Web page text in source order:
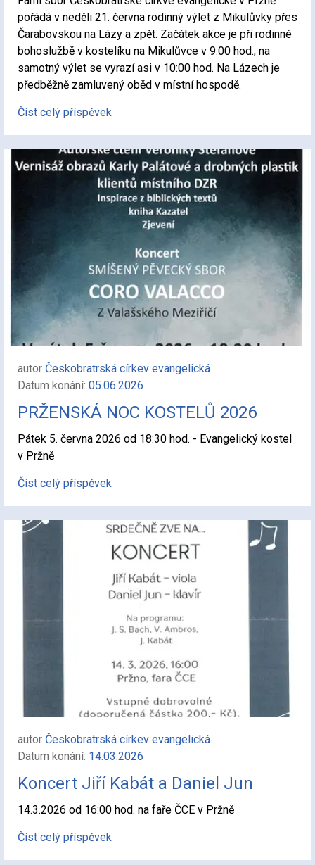
pořádá v neděli 21. června rodinný výlet z Mikulůvky přes
Čarabovskou na Lázy a zpět. Začátek akce je při rodinné
bohoslužbě v kostelíku na Mikulůvce v 9:00 hod., na
samotný výlet se vyrazí asi v 10:00 hod. Na Lázech je
předběžně zamluvený oběd v místní hospodě.
Číst celý příspěvek
autor Českobratrská církev evangelická
Datum konání: 05.06.2026
PRŽENSKÁ NOC KOSTELŮ 2026
Pátek 5. června 2026 od 18:30 hod. - Evangelický kostel
v Pržně
Číst celý příspěvek
autor Českobratrská církev evangelická
Datum konání: 14.03.2026
Koncert Jiří Kabát a Daniel Jun
14.3.2026 od 16:00 hod. na faře ČCE v Pržně
Číst celý příspěvek